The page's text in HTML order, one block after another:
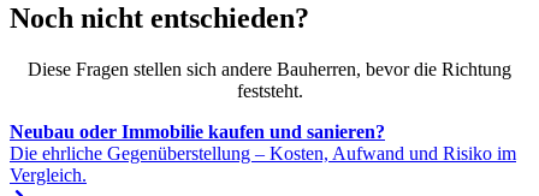
Noch nicht entschieden?
Diese Fragen stellen sich andere Bauherren, bevor die Richtung
feststeht.
Neubau oder Immobilie kaufen und sanieren?
Die ehrliche Gegenüberstellung – Kosten, Aufwand und Risiko im
Vergleich.